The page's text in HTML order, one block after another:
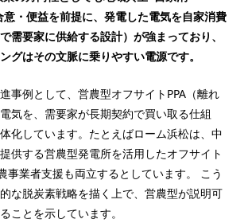
・便益を前提に、発電した電気を自家消費
需要家に供給する設計）が強まっており、
グはその文脈に乗りやすい電源です。
事例として、営農型オフサイトPPA（離れ
気を、需要家が長期契約で買い取る仕組
化しています。たとえばローム浜松は、中
供する営農型発電所を活用したオフサイト
事業者支援も両立するとしています。 こう
な脱炭素戦略を描く上で、営農型が説明可
ことを示しています。